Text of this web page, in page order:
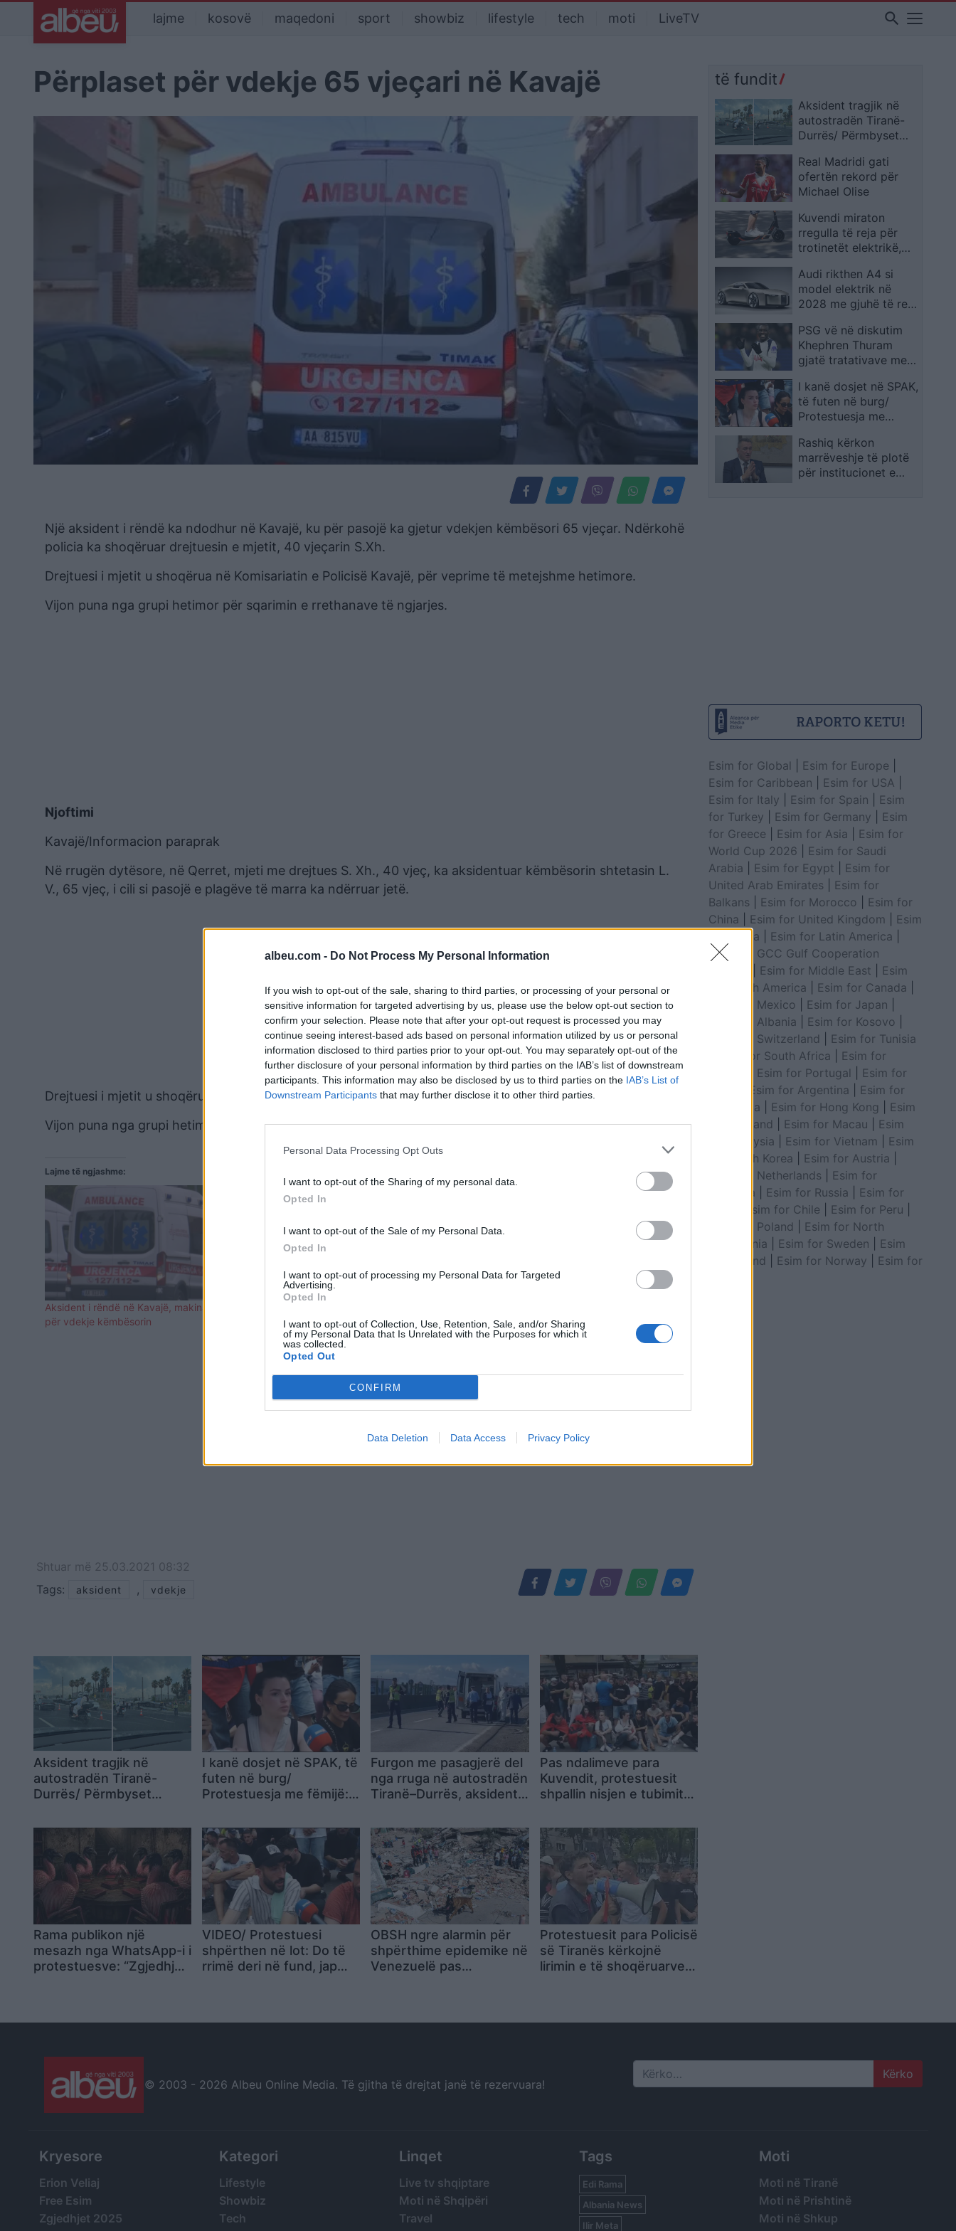
albeu.com - Do Not Process My Personal Information
If you wish to opt-out of the sale, sharing to third parties, or processing of your personal or
sensitive information for targeted advertising by us, please use the below opt-out section to
confirm your selection. Please note that after your opt-out request is processed you may
continue seeing interest-based ads based on personal information utilized by us or personal
information disclosed to third parties prior to your opt-out. You may separately opt-out of the
further disclosure of your personal information by third parties on the IAB’s list of downstream
participants. This information may also be disclosed by us to third parties on the IAB’s List of
Downstream Participants that may further disclose it to other third parties.
Personal Data Processing Opt Outs
I want to opt-out of the Sharing of my personal data.
Opted In
I want to opt-out of the Sale of my Personal Data.
Opted In
I want to opt-out of processing my Personal Data for Targeted
Advertising.
Opted In
I want to opt-out of Collection, Use, Retention, Sale, and/or Sharing
of my Personal Data that Is Unrelated with the Purposes for which it
was collected.
Opted Out
CONFIRM
Data Deletion Data Access Privacy Policy
lajme kosovë maqedoni sport showbiz lifestyle tech moti LiveTV search
Përplaset për vdekje 65 vjeçari në Kavajë
Një aksident i rëndë ka ndodhur në Kavajë, ku për pasojë ka gjetur vdekjen këmbësori 65 vjeçar. Ndërkohë
policia ka shoqëruar drejtuesin e mjetit, 40 vjeçarin S.Xh.
Drejtuesi i mjetit u shoqërua në Komisariatin e Policisë Kavajë, për veprime të metejshme hetimore.
Vijon puna nga grupi hetimor për sqarimin e rrethanave të ngjarjes.
Njoftimi
Kavajë/Informacion paraprak
Në rrugën dytësore, në Qerret, mjeti me drejtues S. Xh., 40 vjeç, ka aksidentuar këmbësorin shtetasin L.
V., 65 vjeç, i cili si pasojë e plagëve të marra ka ndërruar jetë.
Drejtuesi i mjetit u shoqërua në Komisariatin e Policisë Kavajë, për veprime të metejshme hetimore.
Vijon puna nga grupi hetimor për sqarimin e rrethanave të ngjarjes.
Lajme të ngjashme:
Aksident i rëndë në Kavajë, makina përplas
për vdekje këmbësorin
drejtuesi i mjetit
Kavajë
Shtuar më 25.03.2021 08:32
Tags:
aksident , vdekje
Aksident tragjik në
autostradën Tiranë-
Durrës/ Përmbyset
dy persona
I kanë dosjet në SPAK, të
futen në burg/
Protestuesja me fëmijë:
kryeministri nuk jep
dorëheqjen! Ky ka marrë
fund, do ta rrëzojmë
Furgon me pasagjerë del
nga rruga në autostradën
Tiranë–Durrës, aksident i
martës
Pas ndalimeve para
Kuvendit, protestuesit
shpallin nisjen e tubimit
19:00
Rama publikon një
mesazh nga WhatsApp-i i
protestuesve: “Zgjedhjet
VIDEO/ Protestuesi
shpërthen në lot: Do të
rrimë deri në fund, jap
OBSH ngre alarmin për
shpërthime epidemike në
Venezuelë pas
Protestuesit para Policisë
së Tiranës kërkojnë
lirimin e të shoqëruarve:
të fundit
Aksident tragjik në
autostradën Tiranë-
Durrës/ Përmbyset
jetën dy persona
Real Madridi gati
ofertën rekord për
Michael Olise
Kuvendi miraton
rregulla të reja për
trotinetët elektrikë,
vetëm mbi moshën 18
vjeç
Audi rikthen A4 si
model elektrik në
2028 me gjuhë të re
PSG vë në diskutim
Khephren Thuram
gjatë tratativave me
Muani
I kanë dosjet në SPAK,
të futen në burg/
Protestuesja me
protestë dhe
kryeministri nuk jep
dorëheqjen! Ky ka
Rashiq kërkon
marrëveshje të plotë
për institucionet e
Esim for Global Esim for Europe
Esim for Caribbean
Esim for USA
Esim for Italy
Esim for Spain
Esim
for Turkey
Esim for Germany
Esim
for Greece
Esim for Asia
Esim for
World Cup 2026
Esim for Saudi
Arabia
Esim for Egypt
Esim for
United Arab Emirates
Esim for
Balkans
Esim for Morocco
Esim for
China
Esim for United Kingdom
Esim
for Africa
Esim for Latin America
Esim for GCC Gulf Cooperation
Esim for Middle East
Esim
for South America
Esim for Canada
Esim for Mexico
Esim for Japan
Esim for Albania
Esim for Kosovo
Esim for Switzerland
Esim for Tunisia
Esim for South Africa
Esim for
Esim for Portugal
Esim for
Esim for Argentina
Esim for
Colombia
Esim for Hong Kong
Esim
for Thailand
Esim for Macau
Esim
for Malaysia
Esim for Vietnam
Esim
for South Korea
Esim for Austria
Esim for Netherlands
Esim for
Australia
Esim for Russia
Esim for
Esim for Chile Esim for Peru
Esim for Poland
Esim for North
Macedonia
Esim for Sweden
Esim
for Finland
Esim for Norway
Esim for
© 2003 - 2026 Albeu Online Media. Të gjitha të drejtat janë të rezervuara! Search
Kryesore
Erion Veliaj
Free Esim
Zgjedhjet 2025
Kategori
Lifestyle
Showbiz
Tech
Linqet
Live tv shqiptare
Moti në Shqipëri
Travel
Tags
Edi Rama
Albania News
Ilir Meta
Moti
Moti në Tiranë
Moti në Prishtinë
Moti në Shkup